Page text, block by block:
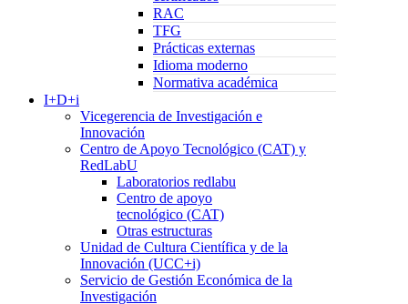
RAC
TFG
Prácticas externas
Idioma moderno
Normativa académica
I+D+i
Vicegerencia de Investigación e
Innovación
Centro de Apoyo Tecnológico (CAT) y
RedLabU
Laboratorios redlabu
Centro de apoyo
tecnológico (CAT)
Otras estructuras
Unidad de Cultura Científica y de la
Innovación (UCC+i)
Servicio de Gestión Económica de la
Investigación